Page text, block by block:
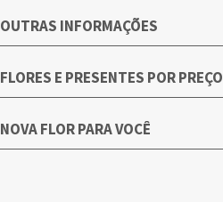
OUTRAS INFORMAÇÕES
FLORES E PRESENTES POR PREÇO
NOVA FLOR PARA VOCÊ